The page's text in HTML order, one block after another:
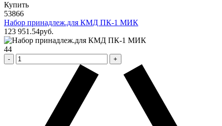
Купить
53866
Набор принадлеж.для КМД ПК-1 МИК
123 951.54pуб.
44